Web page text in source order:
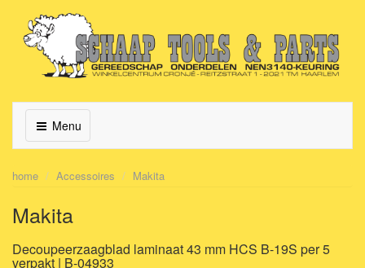
Menu
home Accessoires Makita
Makita
Decoupeerzaagblad laminaat 43 mm HCS B-19S per 5
verpakt | B-04933